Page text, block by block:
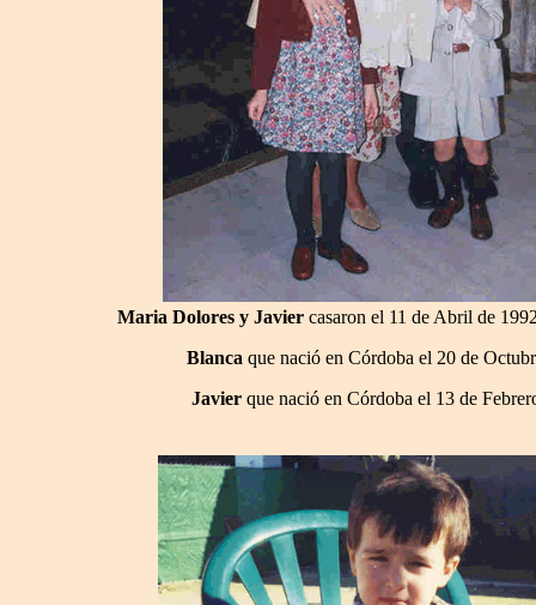
Maria Dolores y Javier casaron el 11 de Abril de
Blanca que nació en Córdoba el 20 de
Javierque nació en Córdoba el 13 de